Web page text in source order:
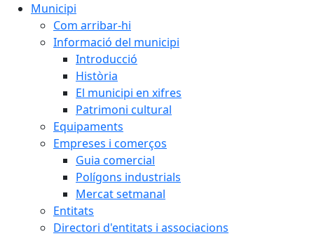
Municipi
Com arribar-hi
Informació del municipi
Introducció
Història
El municipi en xifres
Patrimoni cultural
Equipaments
Empreses i comerços
Guia comercial
Polígons industrials
Mercat setmanal
Entitats
Directori d'entitats i associacions